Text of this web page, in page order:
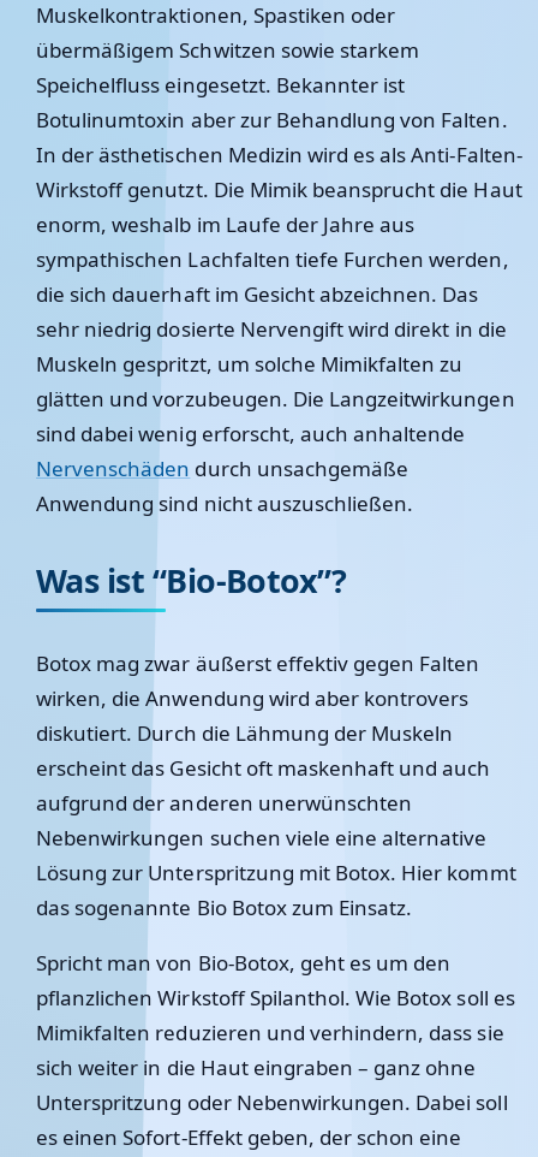
Muskelkontraktionen, Spastiken oder
übermäßigem Schwitzen sowie starkem
Speichelfluss eingesetzt. Bekannter ist
Botulinumtoxin aber zur Behandlung von Falten.
In der ästhetischen Medizin wird es als Anti-Falten-
Wirkstoff genutzt. Die Mimik beansprucht die Haut
enorm, weshalb im Laufe der Jahre aus
sympathischen Lachfalten tiefe Furchen werden,
die sich dauerhaft im Gesicht abzeichnen. Das
sehr niedrig dosierte Nervengift wird direkt in die
Muskeln gespritzt, um solche Mimikfalten zu
glätten und vorzubeugen. Die Langzeitwirkungen
sind dabei wenig erforscht, auch anhaltende
Nervenschäden durch unsachgemäße
Anwendung sind nicht auszuschließen.
Was ist “Bio-Botox”?
Botox mag zwar äußerst effektiv gegen Falten
wirken, die Anwendung wird aber kontrovers
diskutiert. Durch die Lähmung der Muskeln
erscheint das Gesicht oft maskenhaft und auch
aufgrund der anderen unerwünschten
Nebenwirkungen suchen viele eine alternative
Lösung zur Unterspritzung mit Botox. Hier kommt
das sogenannte Bio Botox zum Einsatz.
Spricht man von Bio-Botox, geht es um den
pflanzlichen WirkstoffSpilanthol. Wie Botox soll es
Mimikfalten reduzieren und verhindern, dass sie
sich weiter in die Haut eingraben – ganz ohne
Unterspritzung oder Nebenwirkungen. Dabei soll
es einen Sofort-Effekt geben, der schon eine